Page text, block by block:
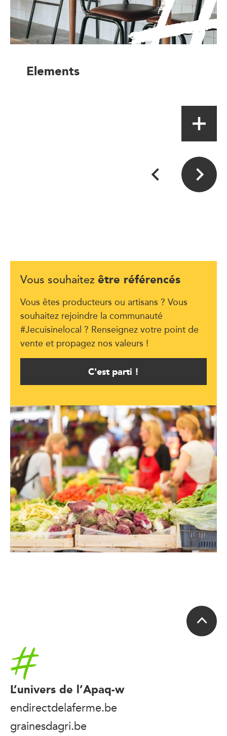
Elements
Vous souhaitez être référencés
Vous êtes producteurs ou artisans ? Vous
souhaitez rejoindre la communauté
#Jecuisinelocal ? Renseignez votre point de
vente et propagez nos valeurs !
C'est parti !
Accueil
L’univers de l’Apaq-w
endirectdelaferme.be
grainesdagri.be